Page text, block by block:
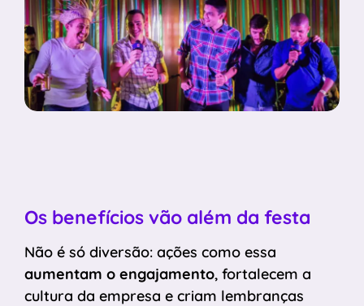
Os benefícios vão além da festa
Não é só diversão: ações como essa
aumentam o engajamento, fortalecem a
cultura da empresa e criam lembranças